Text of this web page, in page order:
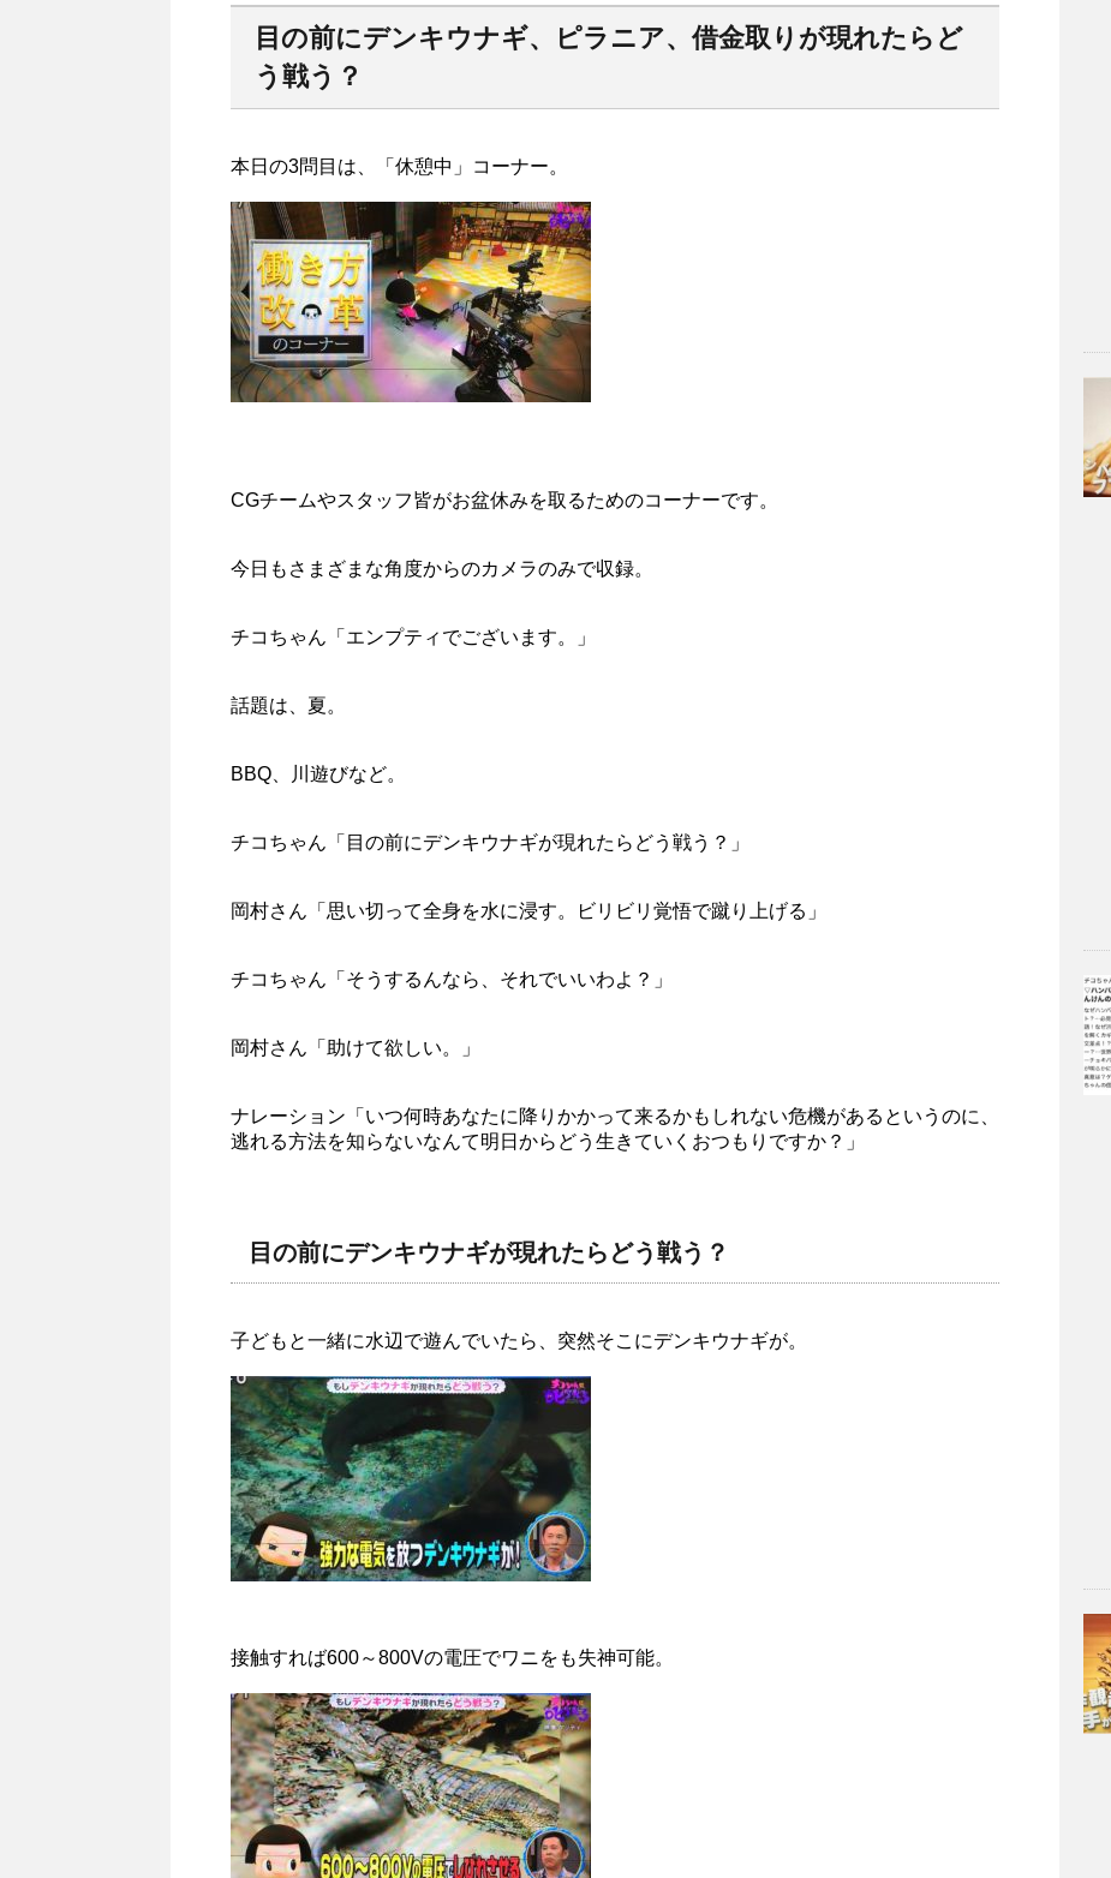
目の前にデンキウナギ、ピラニア、借金取りが現れたらど
う戦う？
本日の3問目は、「休憩中」コーナー。
CGチームやスタッフ皆がお盆休みを取るためのコーナーです。
今日もさまざまな角度からのカメラのみで収録。
チコちゃん「エンプティでございます。」
話題は、夏。
BBQ、川遊びなど。
チコちゃん「目の前にデンキウナギが現れたらどう戦う？」
岡村さん「思い切って全身を水に浸す。ビリビリ覚悟で蹴り上げる」
チコちゃん「そうするんなら、それでいいわよ？」
岡村さん「助けて欲しい。」
ナレーション「いつ何時あなたに降りかかって来るかもしれない危機があるというのに、
逃れる方法を知らないなんて明日からどう生きていくおつもりですか？」
目の前にデンキウナギが現れたらどう戦う？
子どもと一緒に水辺で遊んでいたら、突然そこにデンキウナギが。
接触すれば600～800Vの電圧でワニをも失神可能。